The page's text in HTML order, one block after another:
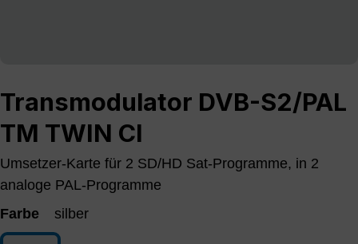
Transmodulator DVB-S2/PAL
TM TWIN CI
Umsetzer-Karte für 2 SD/HD Sat-Programme, in 2
analoge PAL-Programme
Farbe
silber